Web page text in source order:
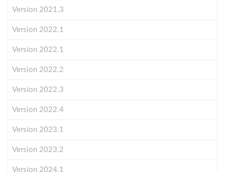
Version 2021.3
Version 2022.1
Version 2022.1
Version 2022.2
Version 2022.3
Version 2022.4
Version 2023.1
Version 2023.2
Version 2024.1